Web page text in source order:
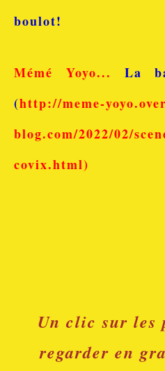
boulot!
Mémé Yoyo...
La
(http://meme-
blog.com/2022/02/
covix.html)
Un clic sur les
regarder en